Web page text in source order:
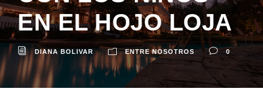
EN EL HOJO LOJA
DIANA BOLIVAR ENTRE NOSOTROS 0